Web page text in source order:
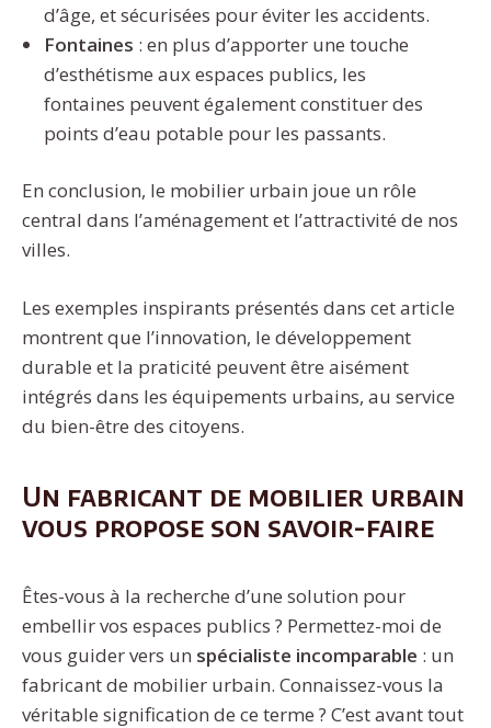
d’âge, et sécurisées pour éviter les accidents.
Fontaines : en plus d’apporter une touche
d’esthétisme aux espaces publics, les
fontaines peuvent également constituer des
points d’eau potable pour les passants.
En conclusion, le mobilier urbain joue un rôle
central dans l’aménagement et l’attractivité de nos
villes.
Les exemples inspirants présentés dans cet article
montrent que l’innovation, le développement
durable et la praticité peuvent être aisément
intégrés dans les équipements urbains, au service
du bien-être des citoyens.
Un fabricant de mobilier urbain
vous propose son savoir-faire
Êtes-vous à la recherche d’une solution pour
embellir vos espaces publics ? Permettez-moi de
vous guider vers un spécialiste incomparable : un
fabricant de mobilier urbain. Connaissez-vous la
véritable signification de ce terme ? C’est avant tout